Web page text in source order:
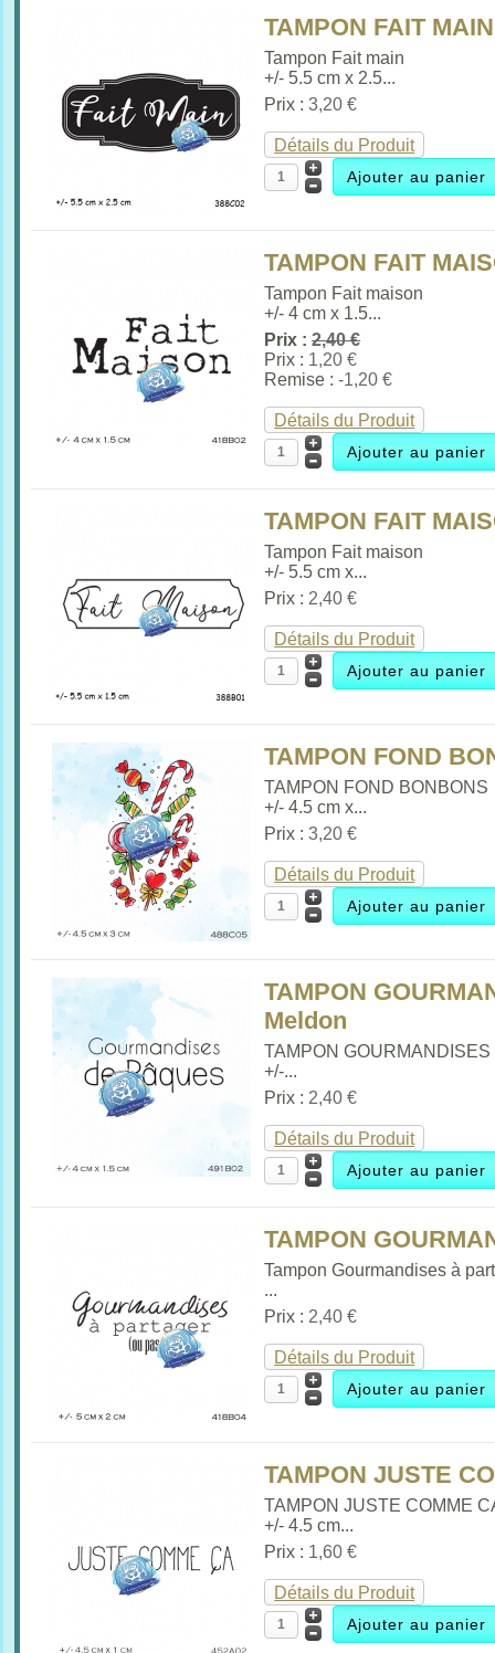
TAMPON FAIT
Tampon Fait main
+/- 5.5 cm x 2.5...
Prix :3,20 €
Détails du Produit
TAMPON FAIT
Tampon Fait maison
+/- 4 cm x 1.5...
Prix :2,40 €
Prix : 1,20 €
Remise :-1,20 €
Détails du Produit
TAMPON FAIT
Tampon Fait maison
+/- 5.5 cm x...
Prix : 2,40 €
Détails du Produit
TAMPON FOND
TAMPON FOND BONBONS
+/- 4.5 cm x...
Prix :3,20 €
Détails du Produit
TAMPON
Meldon
TAMPON
+/-...
Prix : 2,40 €
Détails du Produit
TAMPON
Tampon Gourmandises à
...
Prix : 2,40 €
Détails du Produit
TAMPON JUSTE
TAMPON JUSTE COMME
+/- 4.5 cm...
Prix : 1,60 €
Détails du Produit